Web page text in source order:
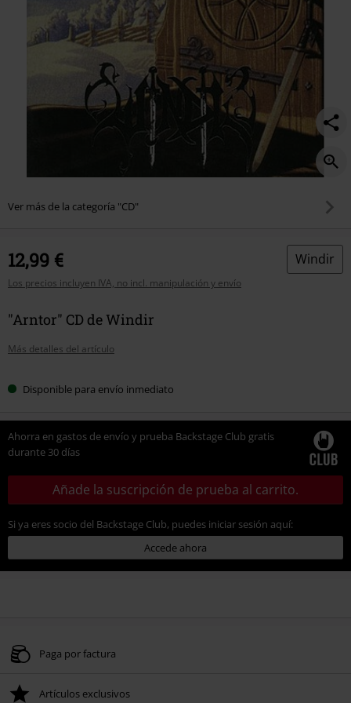
Ver más de la categoría "CD"
12,99 €
Los precios incluyen IVA, no incl. manipulación y envío
Windir
"Arntor" CD de Windir
Más detalles del artículo
Disponible para envío inmediato
Ahorra en gastos de envío y prueba Backstage Club gratis
durante 30 días
Añade la suscripción de prueba al carrito.
Si ya eres socio del Backstage Club, puedes iniciar sesión aquí:
Accede ahora
Paga por factura
Artículos exclusivos